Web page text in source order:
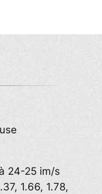
24-25 im/s
1.66, 1.78,